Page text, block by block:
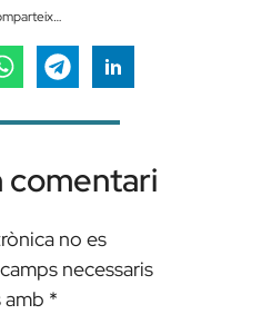
comentari
no es
necessaris
amb *